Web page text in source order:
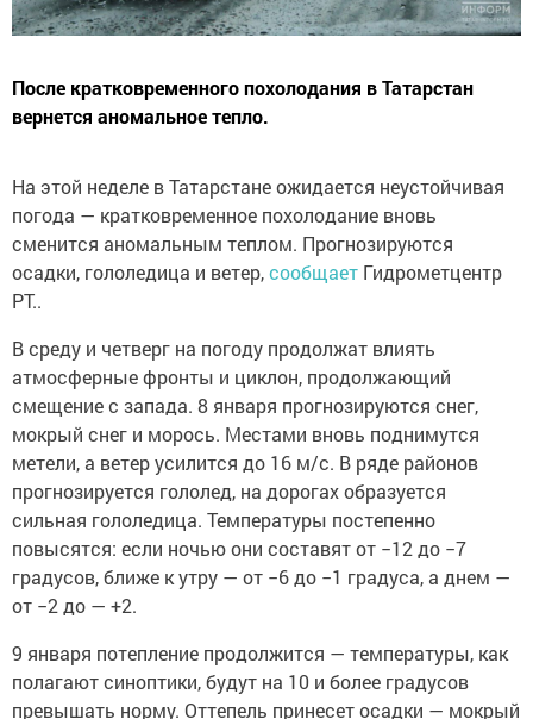
После кратковременного похолодания в Татарстан
вернется аномальное тепло.
На этой неделе в Татарстане ожидается неустойчивая
погода — кратковременное похолодание вновь
сменится аномальным теплом. Прогнозируются
осадки, гололедица и ветер,сообщает Гидрометцентр
РТ..
В среду и четверг на погоду продолжат влиять
атмосферные фронты и циклон, продолжающий
смещение с запада. 8 января прогнозируются снег,
мокрый снег и морось. Местами вновь поднимутся
метели, а ветер усилится до 16 м/с. В ряде районов
прогнозируется гололед, на дорогах образуется
сильная гололедица. Температуры постепенно
повысятся: если ночью они составят от −12 до −7
градусов, ближе к утру — от −6 до −1 градуса, а днем —
от −2 до — +2.
9 января потепление продолжится — температуры, как
полагают синоптики, будут на 10 и более градусов
превышать норму. Оттепель принесет осадки — мокрый